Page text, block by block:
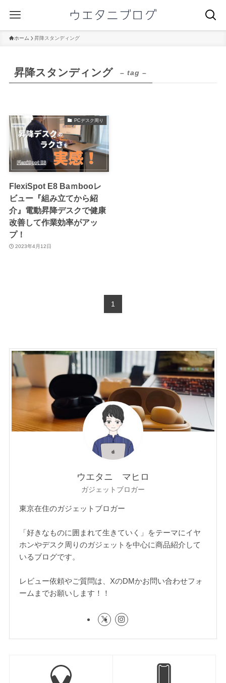
ホーム 昇降スタンディング
昇降スタンディング – tag –
PCデスク周り
FlexiSpot E8 Baｍbooレ
ビュー『組み立てから紹
介』電動昇降デスクで健康
改善して作業効率がアッ
プ！
2023年4月12日
1
ウエタニ マヒロ
ガジェットブロガー
東京在住のガジェットブロガー
「好きなものに囲まれて生きていく」をテーマにイヤ
ホンやデスク周りのガジェットを中心に商品紹介して
いるブログです。
レビュー依頼やご質問は、XのDMかお問い合わせフォ
ームまでお願いします！！